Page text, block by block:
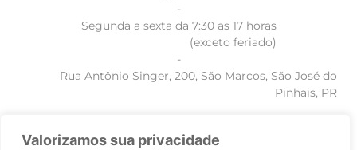
Valorizamos sua privacidade
-
Segunda a sexta da 7:30 as 17 horas
(exceto feriado)
-
Rua Antônio Singer, 200, São Marcos, São José do
Pinhais, PR